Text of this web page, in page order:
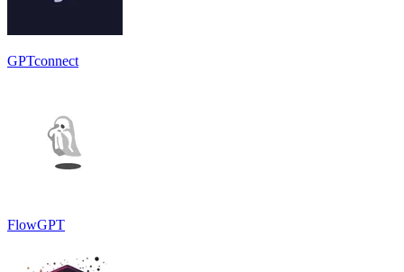
GPTconnect
FlowGPT